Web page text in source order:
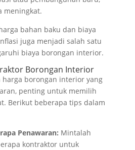
meningkat.
bahan baku dan biaya
juga menjadi salah satu
biaya borongan interior.
Borongan Interior
borongan interior yang
penting untuk memilih
Berikut beberapa tips dalam
Penawaran: Mintalah
kontraktor untuk